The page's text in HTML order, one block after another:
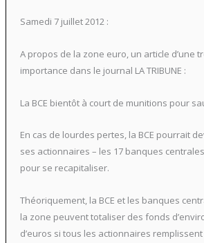
Samedi 7 juillet 2012 :
A propos de la zone euro, un article d’une
importance dans le journal LA TRIBUNE :
La BCE bientôt à court de munitions pour
En cas de lourdes pertes, la BCE pourrait
ses actionnaires – les 17 banques
pour se recapitaliser.
Théoriquement, la BCE et les banques
la zone peuvent totaliser des fonds
d’euros si tous les actionnaires